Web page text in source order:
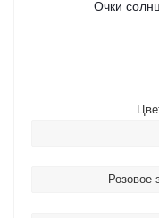
Очки
Розовое